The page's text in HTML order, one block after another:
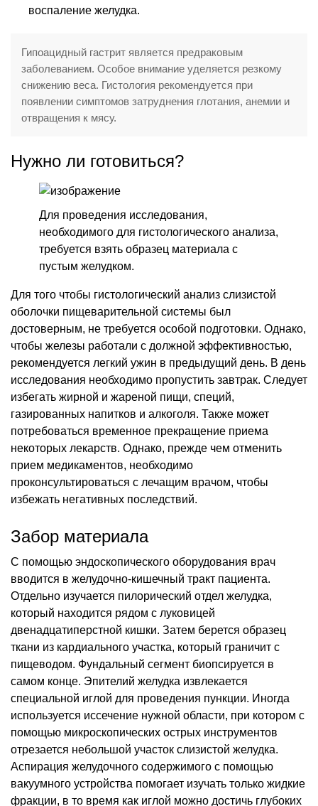
воспаление желудка.
Гипоацидный гастрит является предраковым
заболеванием. Особое внимание уделяется резкому
снижению веса. Гистология рекомендуется при
появлении симптомов затруднения глотания, анемии и
отвращения к мясу.
Нужно ли готовиться?
Для проведения исследования,
необходимого для гистологического анализа,
требуется взять образец материала с
пустым желудком.
Для того чтобы гистологический анализ слизистой
оболочки пищеварительной системы был
достоверным, не требуется особой подготовки. Однако,
чтобы железы работали с должной эффективностью,
рекомендуется легкий ужин в предыдущий день. В день
исследования необходимо пропустить завтрак. Следует
избегать жирной и жареной пищи, специй,
газированных напитков и алкоголя. Также может
потребоваться временное прекращение приема
некоторых лекарств. Однако, прежде чем отменить
прием медикаментов, необходимо
проконсультироваться с лечащим врачом, чтобы
избежать негативных последствий.
Забор материала
С помощью эндоскопического оборудования врач
вводится в желудочно-кишечный тракт пациента.
Отдельно изучается пилорический отдел желудка,
который находится рядом с луковицей
двенадцатиперстной кишки. Затем берется образец
ткани из кардиального участка, который граничит с
пищеводом. Фундальный сегмент биопсируется в
самом конце. Эпителий желудка извлекается
специальной иглой для проведения пункции. Иногда
используется иссечение нужной области, при котором с
помощью микроскопических острых инструментов
отрезается небольшой участок слизистой желудка.
Аспирация желудочного содержимого с помощью
вакуумного устройства помогает изучать только жидкие
фракции, в то время как иглой можно достичь глубоких